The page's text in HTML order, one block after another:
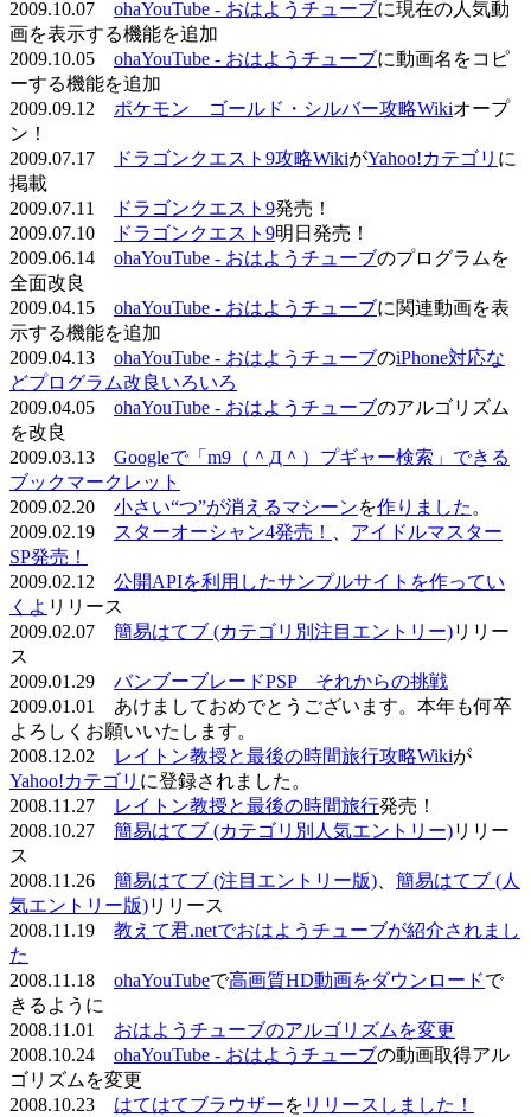
2009.10.07 ohaYouTube - おはようチューブに現在の人気動
画を表示する機能を追加
2009.10.05 ohaYouTube - おはようチューブに動画名をコピ
ーする機能を追加
2009.09.12 ポケモン ゴールド・シルバー攻略Wikiオープ
ン！
2009.07.17
ドラゴンクエスト9攻略WikiがYahoo!カテゴリ に
掲載
2009.07.11
ドラゴンクエスト9発売！
2009.07.10
ドラゴンクエスト9明日発売！
2009.06.14 ohaYouTube - おはようチューブのプログラムを
全面改良
2009.04.15 ohaYouTube - おはようチューブに関連動画を表
示する機能を追加
2009.04.13 ohaYouTube - おはようチューブのiPhone対応な
どプログラム改良いろいろ
2009.04.05 ohaYouTube - おはようチューブのアルゴリズム
を改良
2009.03.13 Googleで「m9（＾Д＾）プギャー検索」できる
ブックマークレット
2009.02.20 小さい“つ”が消えるマシーンを作りました 。
2009.02.19
スターオーシャン4発売！
アイドルマスター
SP発売！
2009.02.12 公開APIを利用したサンプルサイトを作ってい
くよ リリース
2009.02.07 簡易はてブ (カテゴリ別注目エントリー)リリー
ス
2009.01.29 バンブーブレードPSP それからの挑戦
2009.01.01 あけましておめでとうございます。本年も何卒
よろしくお願いいたします。
2008.12.02
レイトン教授と最後の時間旅行攻略Wikiが
Yahoo!カテゴリ に登録されました。
2008.11.27
レイトン教授と最後の時間旅行発売！
2008.10.27 簡易はてブ (カテゴリ別人気エントリー)リリー
ス
2008.11.26 簡易はてブ (注目エントリー版)
簡易はてブ (人
気エントリー版)リリース
2008.11.19 教えて君.netでおはようチューブが紹介されまし
た
2008.11.18 ohaYouTubeで高画質HD動画をダウンロードで
きるように
2008.11.01 おはようチューブのアルゴリズムを変更
2008.10.24 ohaYouTube - おはようチューブの動画取得アル
ゴリズムを変更
2008.10.23 はてはてブラウザーを リリースしました！